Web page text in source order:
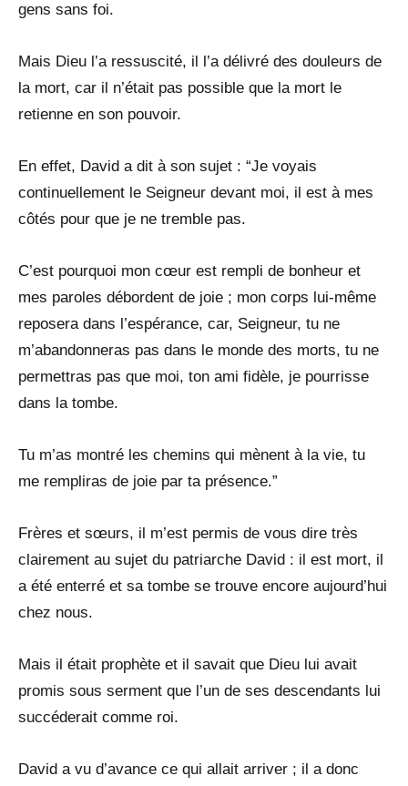
gens sans foi.
Mais Dieu l’a ressuscité, il l’a délivré des douleurs de
la mort, car il n’était pas possible que la mort le
retienne en son pouvoir.
En effet, David a dit à son sujet : “Je voyais
continuellement le Seigneur devant moi, il est à mes
côtés pour que je ne tremble pas.
C’est pourquoi mon cœur est rempli de bonheur et
mes paroles débordent de joie ; mon corps lui-même
reposera dans l’espérance, car, Seigneur, tu ne
m’abandonneras pas dans le monde des morts, tu ne
permettras pas que moi, ton ami fidèle, je pourrisse
dans la tombe.
Tu m’as montré les chemins qui mènent à la vie, tu
me rempliras de joie par ta présence.”
Frères et sœurs, il m’est permis de vous dire très
clairement au sujet du patriarche David : il est mort, il
a été enterré et sa tombe se trouve encore aujourd’hui
chez nous.
Mais il était prophète et il savait que Dieu lui avait
promis sous serment que l’un de ses descendants lui
succéderait comme roi.
David a vu d’avance ce qui allait arriver ; il a donc